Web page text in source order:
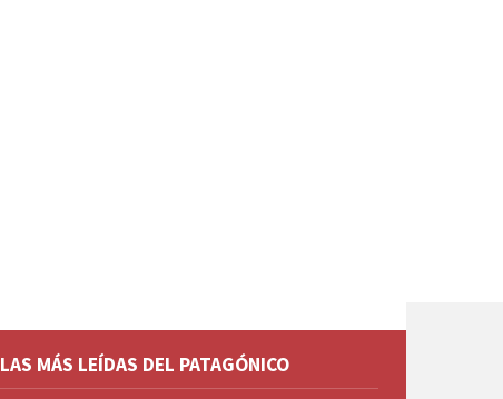
LAS MÁS LEÍDAS DEL PATAGÓNICO